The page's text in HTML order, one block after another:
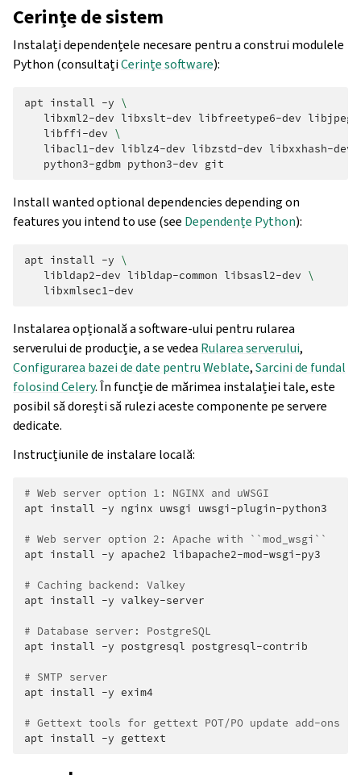
Cerințe de sistem
Instalați dependențele necesare pentru a construi modulele
Python (consultațiCerințe software):
apt install -y \
libxml2-dev libxslt-dev libfreetype6-dev libjpeg-
libffi-dev \
libacl1-dev liblz4-dev libzstd-dev libxxhash-dev
python3-gdbm python3-dev
Install wanted optional dependencies depending on
features you intend to use (see Dependențe Python):
apt install -y \
libldap2-dev libldap-common libsasl2-dev \
Instalarea opțională a software-ului pentru rularea
serverului de producție, a se vedea Rularea serverului,
Configurarea bazei de date pentru Weblate,Sarcini de fundal
folosind Celery. În funcție de mărimea instalației tale, este
posibil să dorești să rulezi aceste componente pe servere
dedicate.
Instrucțiunile de instalare locală:
# Web server option 1: NGINX and uWSGI
apt install -y nginx uwsgi uwsgi-plugin-python3
# Web server option 2: Apache with ``mod_wsgi``
apt install -y apache2 libapache2-mod-wsgi-py3
# Caching backend: Valkey
apt install -y valkey-server
# Database server: PostgreSQL
apt install -y postgresql postgresql-contrib
# SMTP server
apt install -y exim4
# Gettext tools for gettext POT/PO update add-ons
apt install -y